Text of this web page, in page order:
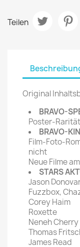
Teilen
Original
BRAVO-
Poster-
BRAVO-
Film-Foto-
nicht
Neue Filme
STARS
Jason
Fuzzbox,
Corey Haim
Roxette
Neneh Cherry
Thomas
James Read